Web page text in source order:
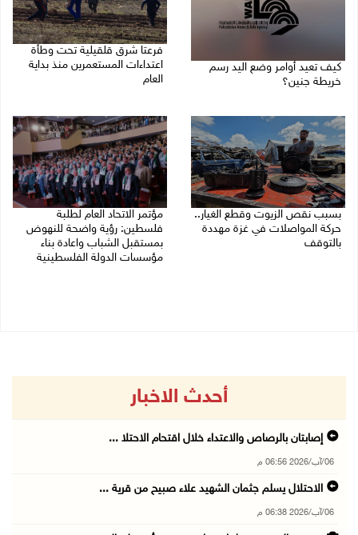
كيف تعيد أوامر وضع اليد رسم
خريطة جنين؟
فرعتا شرق قلقيلية تحت وطأة
اعتداءات المستعمرين منذ بداية
العام
بسبب نقص الزيوت وقطع الغيار..
حركة المواصلات في غزة مهددة
بالتوقف
مؤتمر الاتحاد العام لطلبة
فلسطين: رؤية واضحة للنهوض
بمستقبل الشباب واعادة بناء
مؤسسات الدولة الفلسطينية
أحدث الاخبار
إصابتان بالرصاص والاعتداء خلال اقتحام الاحتلا ...
06/آب/2026 06:56 م
الاحتلال يسلم جثمان الشهيد علاء صبيح من قرية ...
06/آب/2026 06:38 م